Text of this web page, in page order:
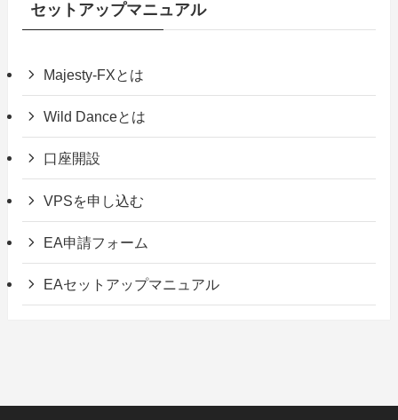
セットアップマニュアル
Majesty-FXとは
Wild Danceとは
口座開設
VPSを申し込む
EA申請フォーム
EAセットアップマニュアル